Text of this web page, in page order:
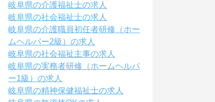
岐阜県の介護福祉士の求人
岐阜県の社会福祉士の求人
岐阜県の介護職員初任者研修（ホー
ムヘルパー2級）の求人
岐阜県の社会福祉主事の求人
岐阜県の実務者研修（ホームヘルパ
ー1級）の求人
岐阜県の精神保健福祉士の求人